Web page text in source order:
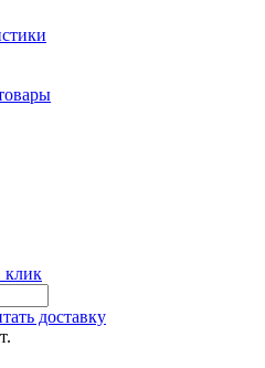
клик
доставку